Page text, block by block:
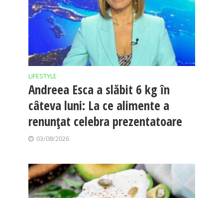
LIFESTYLE
Andreea Esca a slăbit 6 kg în
câteva luni: La ce alimente a
renunțat celebra prezentatoare
03/08/2026